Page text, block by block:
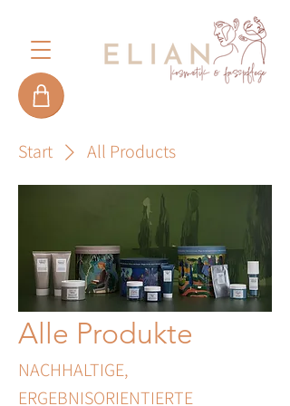
Start All Products
Alle Produkte
NACHHALTIGE,
ERGEBNISORIENTIERTE